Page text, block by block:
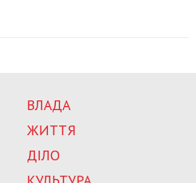
ВЛАДА
ЖИТТЯ
ДІЛО